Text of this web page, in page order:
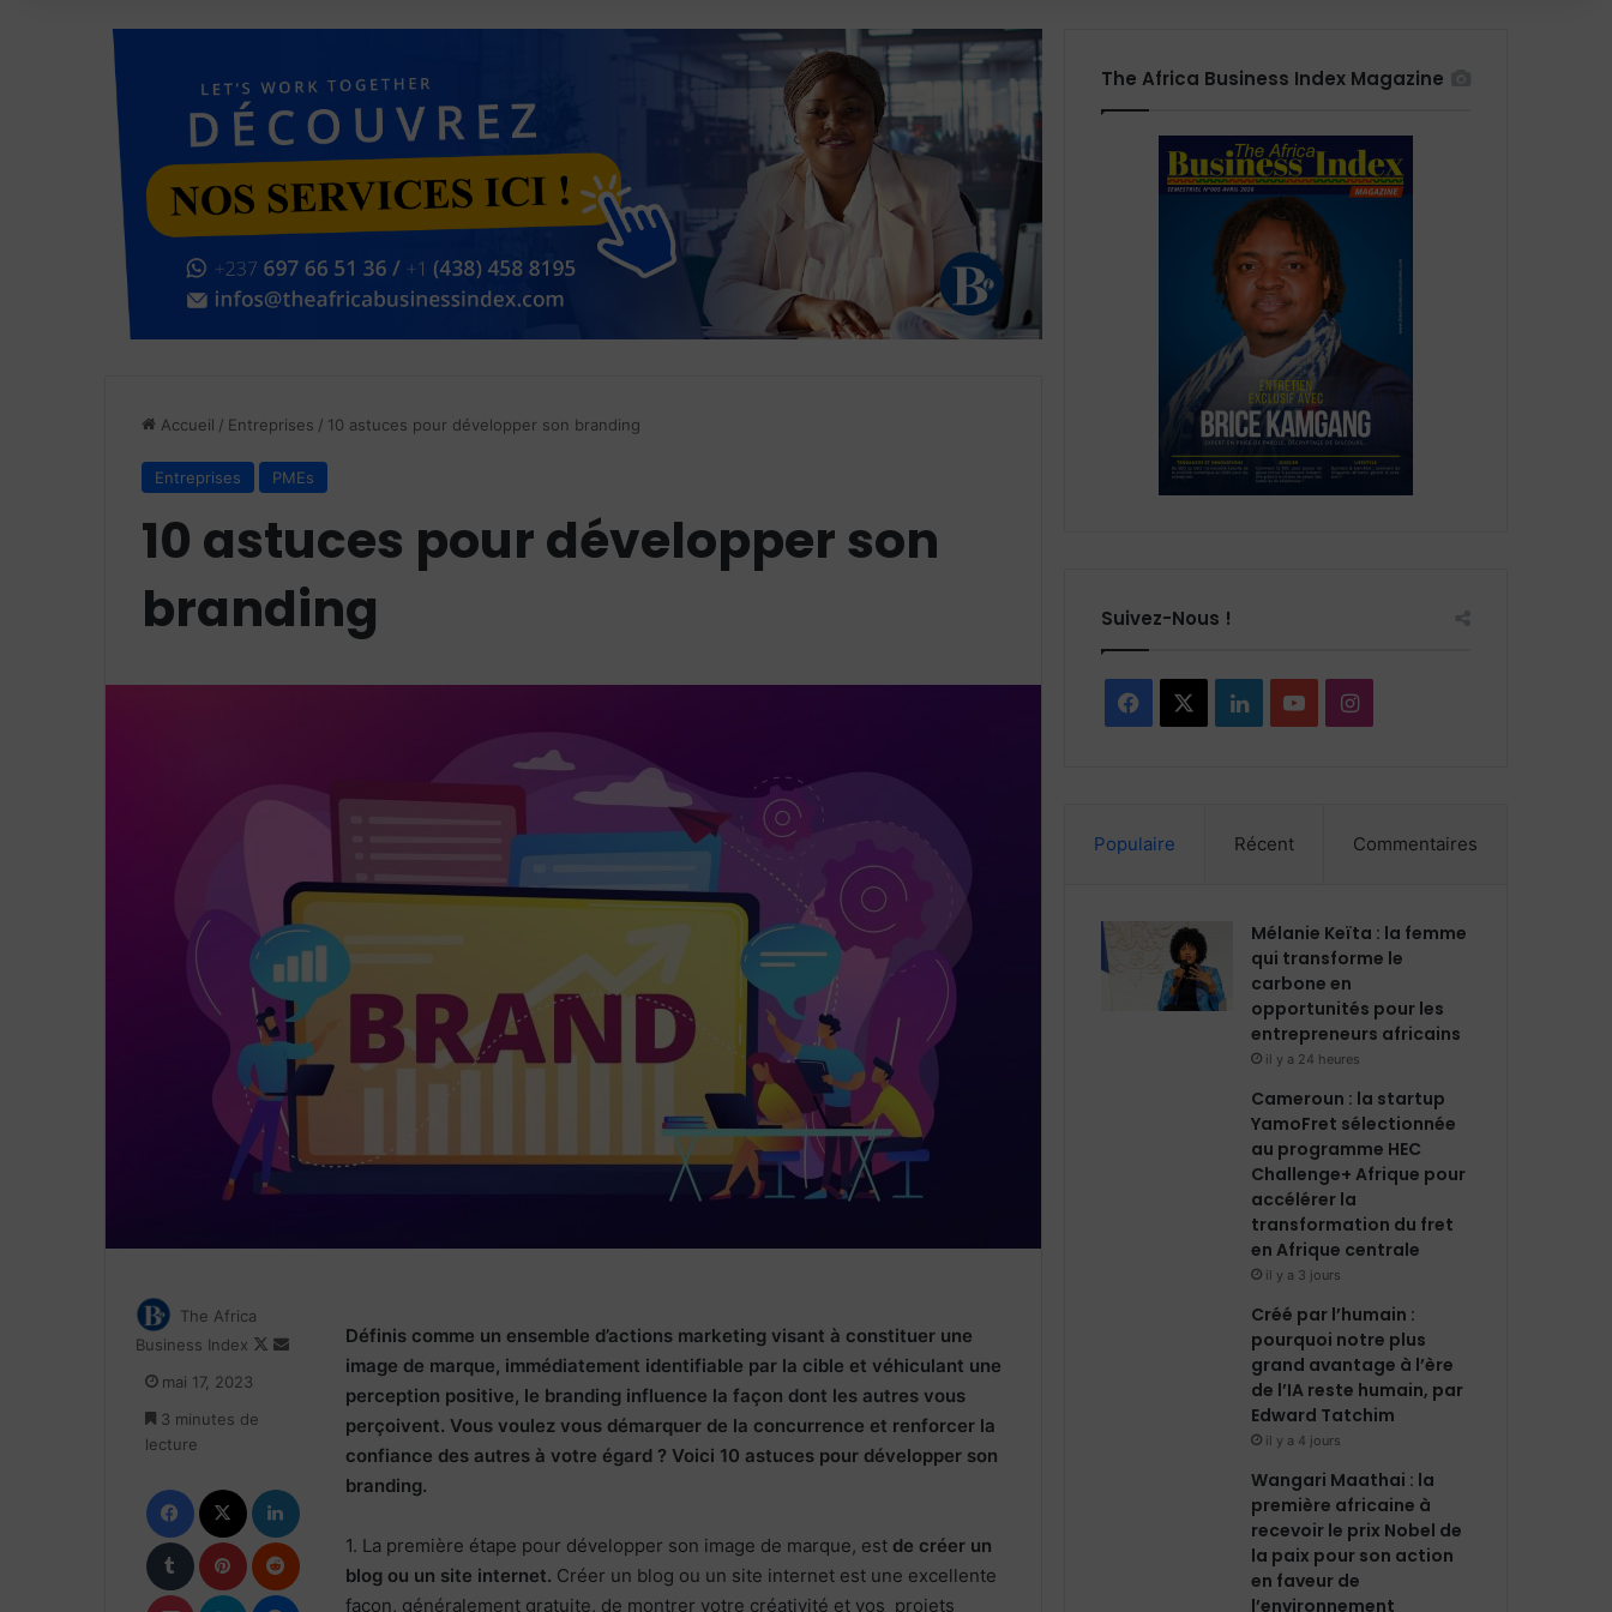
Accueil / Entreprises / 10 astuces pour développer son branding
Entreprises PMEs
10 astuces pour développer son
branding
Définis comme un ensemble d’actions marketing visant à constituer une
image de marque, immédiatement identifiable par la cible et véhiculant une
perception positive, le branding influence la façon dont les autres vous
perçoivent. Vous voulez vous démarquer de la concurrence et renforcer la
confiance des autres à votre égard ? Voici 10 astuces pour développer son
branding.
1. La première étape pour développer son image de marque, est de créer un
blog ou un site internet. Créer un blog ou un site internet est une excellente
façon, généralement gratuite, de montrer votre créativité et vos projets
The Africa
Business Index
Follow
Envoyer
mai 17, 2023
3 minutes de
lecture
Facebook Linkedin
Tumblr Pinterest
Pocket Skype Messenger
The Africa Business Index Magazine
Suivez-Nous !
Facebook LinkedinYouTubeInstagram
Populaire Récent Commentaires
Mélanie Keïta : la femme
qui transforme le
carbone en
opportunités pour les
entrepreneurs africains
il y a 24 heures
Cameroun : la startup
YamoFret sélectionnée
au programme HEC
Challenge+ Afrique pour
accélérer la
transformation du fret
en Afrique centrale
il y a 3 jours
Créé par l’humain :
pourquoi notre plus
grand avantage à l’ère
de l’IA reste humain, par
Edward Tatchim
il y a 4 jours
Wangari Maathai : la
première africaine à
recevoir le prix Nobel de
la paix pour son action
en faveur de
l’environnement